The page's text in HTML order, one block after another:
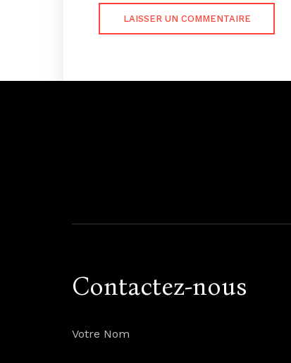
Contactez-nous
Votre Nom
Badalabougou, en